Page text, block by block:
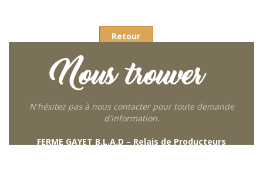
Retour
Nous trouver
N'hésitez pas à nous contacter pour toute demande
d'information.
FERME GAYET B.L.A.D – Relais de Producteurs